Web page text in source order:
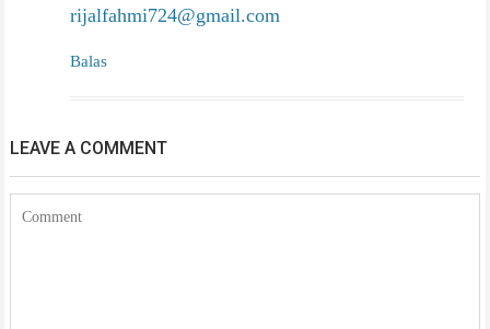
rijalfahmi724@gmail.com
Balas
LEAVE A COMMENT